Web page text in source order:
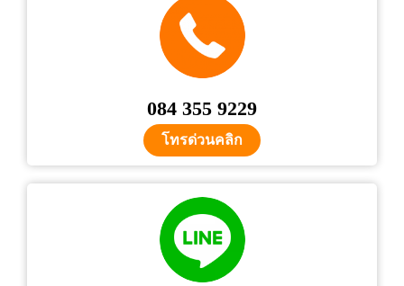
084 355 9229
โทรด่วนคลิก